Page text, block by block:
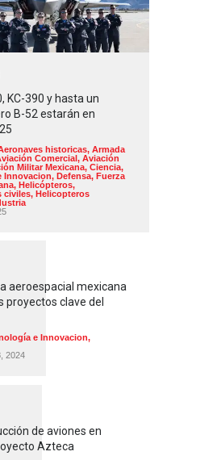
KC-390 y hasta un
B-52 estarán en
historicas, Armada
Comercial, Aviación
Militar Mexicana, Ciencia,
Innovacion, Defensa, Fuerza
, Helicópteros,
civiles, Helicopteros
aeroespacial mexicana
proyectos clave del
e Innovacion,
2024
de aviones en
Azteca